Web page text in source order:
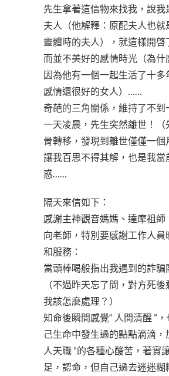
先生拿著這信物來找我，說我
夫人（他解釋：原配夫人也就
靈體時的夫人），就這樣開啓
而並不美好的感情時光（為什
因為他有一個一起生活了十多
感情還很好的女人）……
奇葩的三角關係，維持了不到
一天凌晨，先生突然離世！（
骨轉移，發現到離世僅僅一個
讓我百思不得其解，也是我當
惑……
隔天來信如下：
感謝主神觀音媽媽、達摩祖師
向老師，特別要感謝工作人員
和服務：
當頭棒喝般指出我遇到的詐騙
（不過昨天忘了問，對方死
我該怎麼處理？）
知命後瞬間感覺“ 人間清醒 ”
己生命中發生過的點點滴滴，
人天職 ”的各種心酸苦，著實
足，認命，但自己過去迷迷糊